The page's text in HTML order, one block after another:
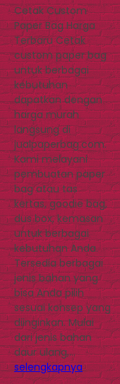
Cetak Custom
Paper Bag Harga
Terbaru Cetak
custom paper bag
untuk berbagai
kebutuhan
dapatkan dengan
harga murah
langsung di
jualpaperbag.com.
Kami melayani
pembuatan paper
bag atau tas
kertas, goodie bag,
dus box, kemasan
untuk berbagai
kebutuhan Anda.
Tersedia berbagai
jenis bahan yang
bisa Anda pilih
sesuai konsep yang
diinginkan. Mulai
dari jenis bahan
daur ulang,…
selengkapnya